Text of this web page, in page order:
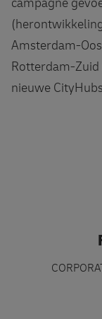
Amsterdam-
Rotterdam-
nieuwe